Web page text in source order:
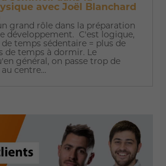
avec Joël Blanchard
grand rôle dans la préparation
développement. C'est logique,
temps sédentaire = plus de
de temps à dormir. Le
général, on passe trop de
centre...